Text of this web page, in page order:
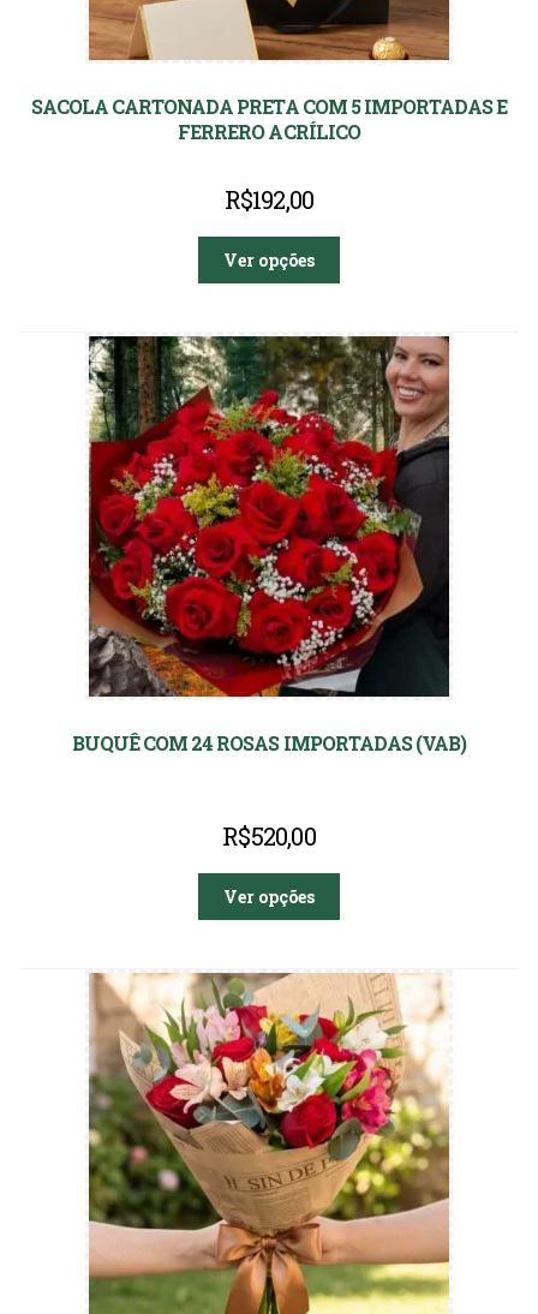
SACOLA CARTONADA PRETA COM 5 IMPORTADAS E
FERRERO ACRÍLICO
R$192,00
Ver opções
BUQUÊ COM 24 ROSAS IMPORTADAS (VAB)
R$520,00
Ver opções